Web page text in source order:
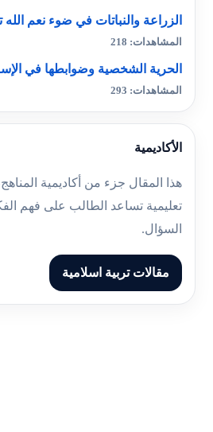
الزراعة والنباتات في ضوء نعم الله
المشاهدات: 218
الحرية الشخصية وضوابطها في
المشاهدات: 293
الأكاديمية
هذا المقال جزء من أكاديمية
تعليمية تساعد الطالب على فهم
السؤال.
مقالات تربية اسلامية